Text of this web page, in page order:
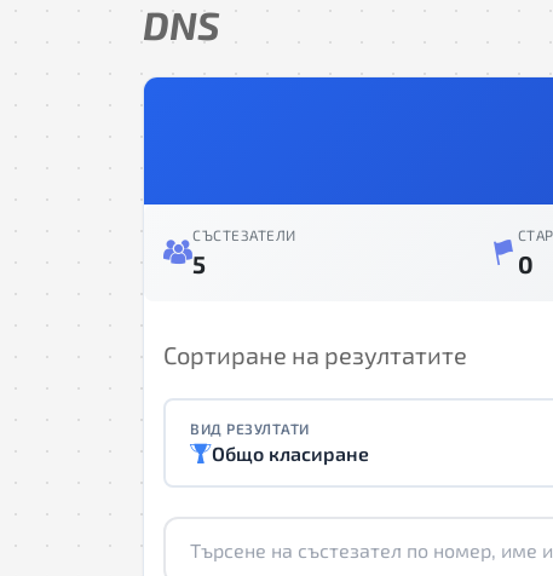
DNS
СЪСТЕЗАТЕЛИ
5 0
Сортиране на резултатите
ВИД РЕЗУЛТАТИ
Общо класиране